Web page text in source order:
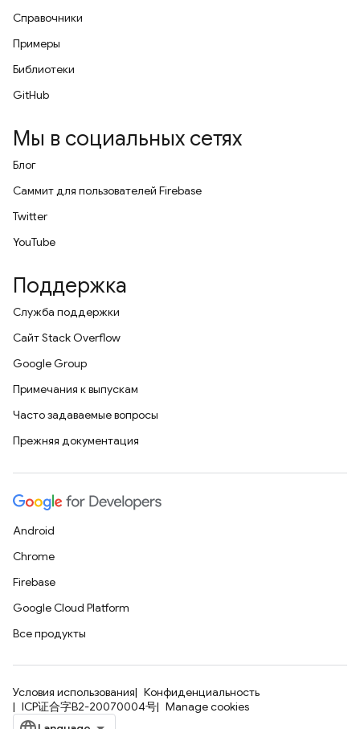
Справочники
Примеры
Библиотеки
GitHub
Мы в социальных сетях
Блог
Саммит для пользователей Firebase
Twitter
YouTube
Поддержка
Служба поддержки
Сайт Stack Overflow
Google Group
Примечания к выпускам
Часто задаваемые вопросы
Прежняя документация
Android
Chrome
Firebase
Google Cloud Platform
Все продукты
Условия использования
Конфиденциальность
ICP证合字B2-20070004号
Manage cookies